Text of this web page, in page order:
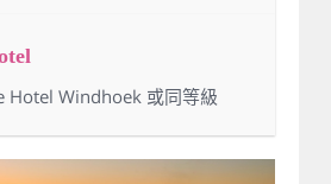
Hotel Windhoek 或同等級